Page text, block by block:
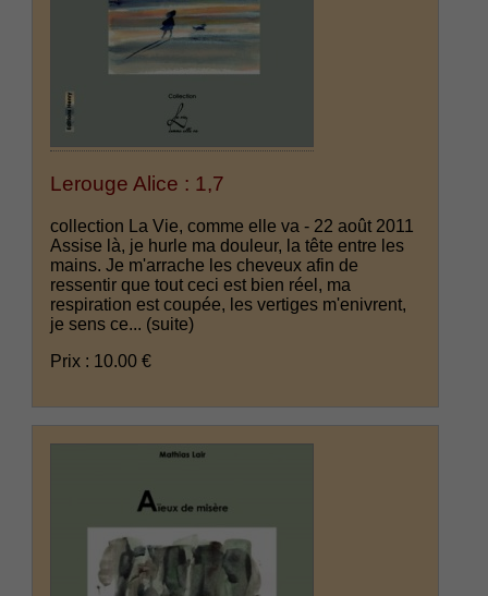
Lerouge Alice : 1,7
collection La Vie, comme elle va - 22 août 2011
Assise là, je hurle ma douleur, la tête entre les
mains. Je m'arrache les cheveux afin de
ressentir que tout ceci est bien réel, ma
respiration est coupée, les vertiges m'enivrent,
je sens ce... (suite)
Prix : 10.00 €